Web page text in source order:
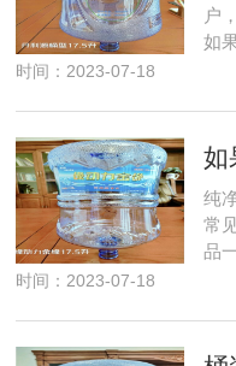
户
如
时间：2023-07-18
纯
常
品
时间：2023-07-18